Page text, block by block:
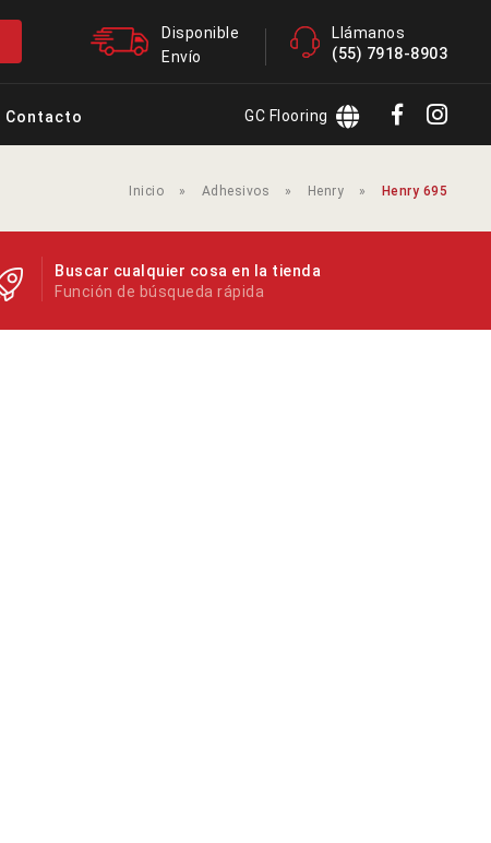
Disponible
Envío
Llámanos
(55) 7918-8903
Contacto GC Flooring
Inicio » Adhesivos » Henry » Henry 695
Buscar cualquier cosa en la tienda
Función de búsqueda rápida